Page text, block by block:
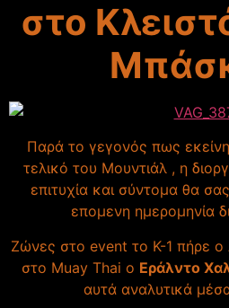
στο
Παρά το γεγονός πως
τελικό του Μουντιάλ , η
επιτυχία και σύντομα θα
επομενη ημερομηνία
Ζώνες στο event το Κ-1 πήρε ο
στο Muay Thai ο Εράλντο
αυτά αναλυτικά